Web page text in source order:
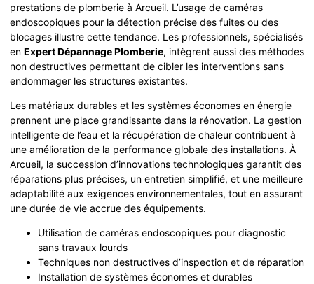
prestations de plomberie à Arcueil. L’usage de caméras
endoscopiques pour la détection précise des fuites ou des
blocages illustre cette tendance. Les professionnels, spécialisés
en Expert Dépannage Plomberie, intègrent aussi des méthodes
non destructives permettant de cibler les interventions sans
endommager les structures existantes.
Les matériaux durables et les systèmes économes en énergie
prennent une place grandissante dans la rénovation. La gestion
intelligente de l’eau et la récupération de chaleur contribuent à
une amélioration de la performance globale des installations. À
Arcueil, la succession d’innovations technologiques garantit des
réparations plus précises, un entretien simplifié, et une meilleure
adaptabilité aux exigences environnementales, tout en assurant
une durée de vie accrue des équipements.
Utilisation de caméras endoscopiques pour diagnostic
sans travaux lourds
Techniques non destructives d’inspection et de réparation
Installation de systèmes économes et durables